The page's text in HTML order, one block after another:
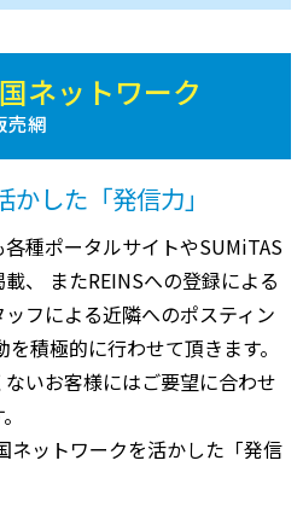
ネットワーク
売網
した「発信力」
種ポータルサイトやSUMiTAS
、 またREINSへの登録による
フによる近隣へのポスティン
積極的に行わせて頂きます。
いお客様にはご要望に合わせ
ネットワークを活かした「発信